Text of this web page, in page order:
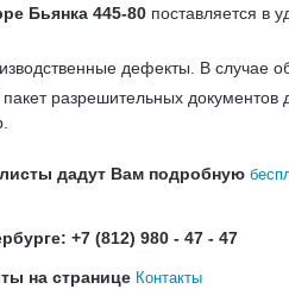
Бьянка 445-80 поставляется в
дефекты. В случае
разрешительных документов
дадут Вам подробную
+7 (812) 980 - 47 - 47
на странице Контакты